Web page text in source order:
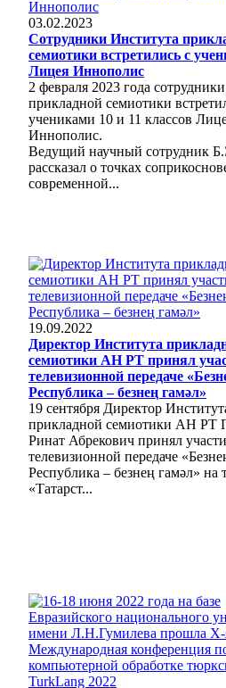
03.02.2023
Сотрудники Института
семиотики встретились с
Лицея Иннополис
2 февраля 2023 года
прикладной семиотики
учениками 10 и 11 классов
Иннополис.
Ведущий научный сотрудник
рассказал о точках
современной...
19.09.2022
Директор Института
семиотики АН РТ принял
телевизионной передаче
Республика – безнең гамәл»
19 сентября Директор
прикладной семиотики АН РТ
Ринат Абрекович принял
телевизионной передаче
Республика – безнең гамәл» на
«Татарст...